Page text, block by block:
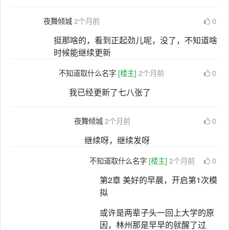
夜舞倾城2个月前 0
挺那啥的，看到正起劲儿呢，没了，不知道啥
时候能继续更新
不知道取什么名字 [楼主] 2个月前 0
我已经更新了七八张了
夜舞倾城2个月前 0
继续呀，继续发呀
不知道取什么名字 [楼主] 2个月前 0
第2章 美好的早晨，开启第1次模
拟
或许是两辈子头一回上大学的原
因，林州那是早早的就醒了过